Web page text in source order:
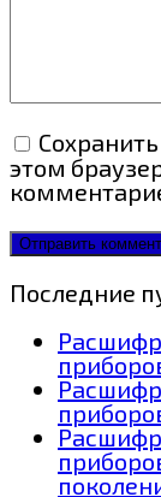
этом
Последние